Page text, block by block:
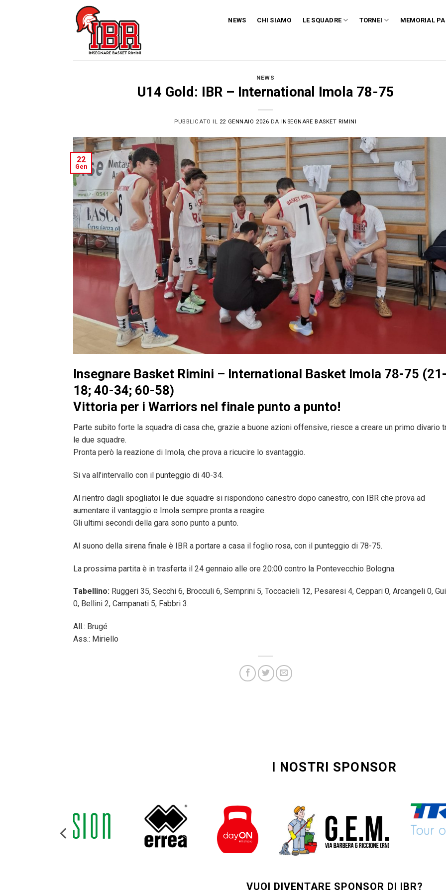
NEWS CHI SIAMO LE SQUADRE TORNEI MEMORIAL
NEWS
U14 Gold: IBR – International Imola 78-75
PUBBLICATO IL 22 GENNAIO 2026 DA INSEGNARE BASKET RIMINI
22
Gen
Insegnare Basket Rimini – International Basket Imola 78-75
18; 40-34; 60-58)
Vittoria per i Warriors nel finale punto a punto!
Parte subito forte la squadra di casa che, grazie a buone azioni offensive, riesce a creare un primo divario
le due squadre.
Pronta però la reazione di Imola, che prova a ricucire lo svantaggio.
Si va all’intervallo con il punteggio di 40-34.
Al rientro dagli spogliatoi le due squadre si rispondono canestro dopo canestro, con IBR che prova ad
aumentare il vantaggio e Imola sempre pronta a reagire.
Gli ultimi secondi della gara sono punto a punto.
Al suono della sirena finale è IBR a portare a casa il foglio rosa, con il punteggio di 78-75.
La prossima partita è in trasferta il 24 gennaio alle ore 20:00 contro la Pontevecchio Bologna.
Tabellino: Ruggeri 35, Secchi 6, Brocculi 6, Semprini 5, Toccacieli 12, Pesaresi 4, Ceppari 0, Arcangeli 0,
0, Bellini 2, Campanati 5, Fabbri 3.
All.: Brugé
Ass.: Miriello
I NOSTRI SPONSOR
VUOI DIVENTARE SPONSOR DI IBR?